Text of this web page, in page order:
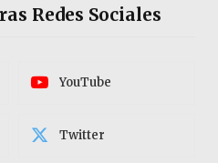
Redes Sociales
YouTube
Twitter